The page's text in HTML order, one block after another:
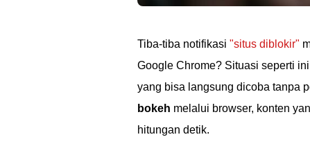
Tiba-tiba notifikasi "situs diblokir"
Google Chrome? Situasi seperti
yang bisa langsung dicoba tanpa
bokeh melalui browser, konten
hitungan detik.